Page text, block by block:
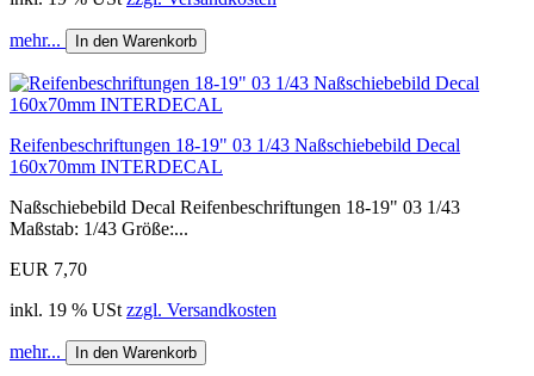
mehr... In den Warenkorb
Reifenbeschriftungen 18-19" 03 1/43 Naßschiebebild Decal
160x70mm INTERDECAL
Naßschiebebild Decal Reifenbeschriftungen 18-19" 03 1/43
Maßstab: 1/43 Größe:...
EUR 7,70
inkl. 19 % USt zzgl. Versandkosten
mehr... In den Warenkorb